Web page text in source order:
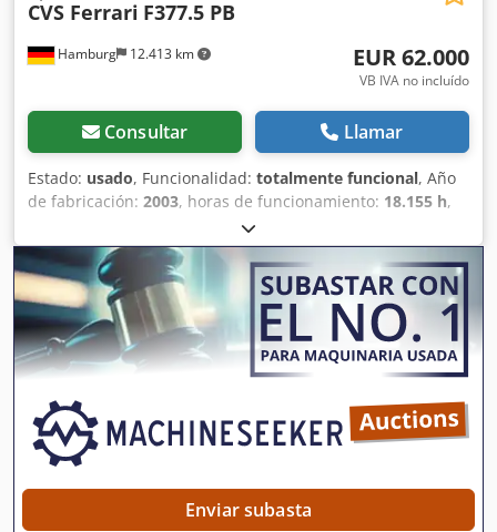
Hamburg 12.413 km
CVS Ferrari F377.5 PB
EUR 62.000
VB IVA no incluído
Consultar Llamar
Estado: usado, Funcionalidad: totalmente funcional, Año
de fabricación: 2003, horas de funcionamiento: 18.155 h,
45.000 kg, altura de elevación:
mm, tipo de combustible:diésel, potencia:243 kW (330,39
CV), peso en vacío:65.600 kg , tipo de accionamiento:
Diesel
, ancho de construcción: 4.150 mm, Reachstacker
para contenedores completos Dcedpozr Sp Eefx Al Dsk
Transmisión: Clark automática de 4 velocidades Estado:
Listo para operar y completamente funcional Estado
Tamaño de neumático trasero: 18.00-25 Piggy-back,
inclinación hidráulica en el spreader, cabina deslizante
hidráulica
Enviar subasta